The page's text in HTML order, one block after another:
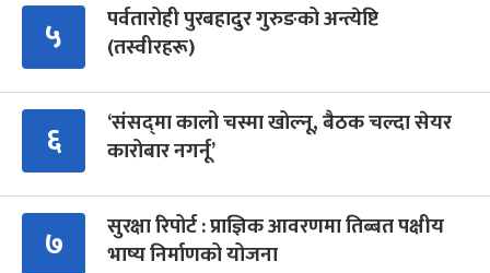
५
पर्वतारोही पुरबहादुर गुरुङको अन्त्येष्टि
(तस्वीरहरू)
६
‘संसद्‍मा कालो चस्मा खोल्नू, बैठक चल्दा सेयर
कारोबार नगर्नू’
७
सुरक्षा रिपोर्ट : प्राज्ञिक आवरणमा तिब्बत पक्षीय
भाष्य निर्माणको योजना